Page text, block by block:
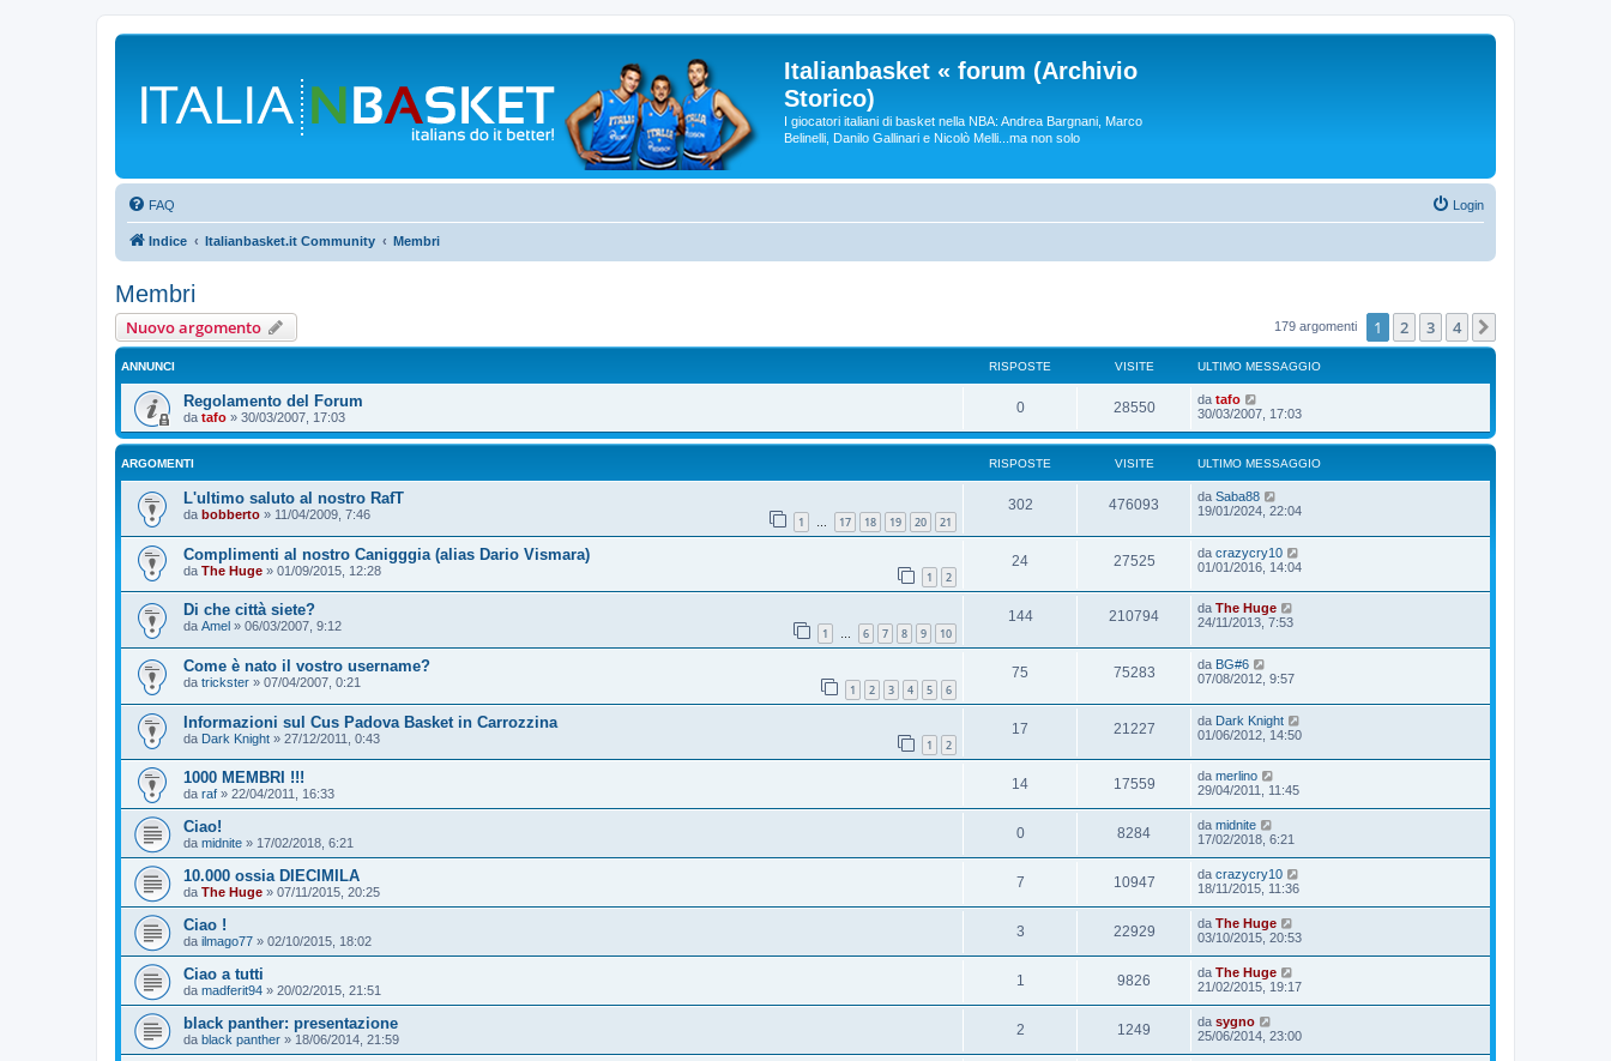
Italianbasket « forum (Archivio
Storico)
I giocatori italiani di basket nella NBA: Andrea Bargnani, Marco
Belinelli, Danilo Gallinari e Nicolò Melli...ma non solo
FAQ Login
Indice Italianbasket.it Community Membri
Membri
Nuovo argomento 179 argomenti 1 2 3 4
ANNUNCI RISPOSTE VISITE ULTIMO MESSAGGIO
Regolamento del Forum
da tafo » 30/03/2007, 17:03
0 28550 da tafo
30/03/2007, 17:03
ARGOMENTI RISPOSTE VISITE ULTIMO MESSAGGIO
L'ultimo saluto al nostro RafT
da bobberto » 11/04/2009, 7:46 1 … 17 18 19 20 21
302 476093 da Saba88
19/01/2024, 22:04
Complimenti al nostro Canigggia (alias Dario Vismara)
da The Huge » 01/09/2015, 12:28 1 2
24 27525 da crazycry10
01/01/2016, 14:04
Di che città siete?
da Amel » 06/03/2007, 9:12 1 … 6 7 8 9 10
144 210794 da The Huge
24/11/2013, 7:53
Come è nato il vostro username?
da trickster » 07/04/2007, 0:21 1 2 3 4 5 6
75 75283 da BG#6
07/08/2012, 9:57
Informazioni sul Cus Padova Basket in Carrozzina
da Dark Knight » 27/12/2011, 0:43 1 2
17 21227 da Dark Knight
01/06/2012, 14:50
1000 MEMBRI !!!
da raf » 22/04/2011, 16:33
14 17559 da merlino
29/04/2011, 11:45
Ciao!
da midnite » 17/02/2018, 6:21
0 8284 da midnite
17/02/2018, 6:21
10.000 ossia DIECIMILA
da The Huge » 07/11/2015, 20:25
7 10947 da crazycry10
18/11/2015, 11:36
Ciao !
da ilmago77 » 02/10/2015, 18:02
3 22929 da The Huge
03/10/2015, 20:53
Ciao a tutti
da madferit94 » 20/02/2015, 21:51
1 9826 da The Huge
21/02/2015, 19:17
black panther: presentazione
da black panther » 18/06/2014, 21:59
2 1249 da sygno
25/06/2014, 23:00